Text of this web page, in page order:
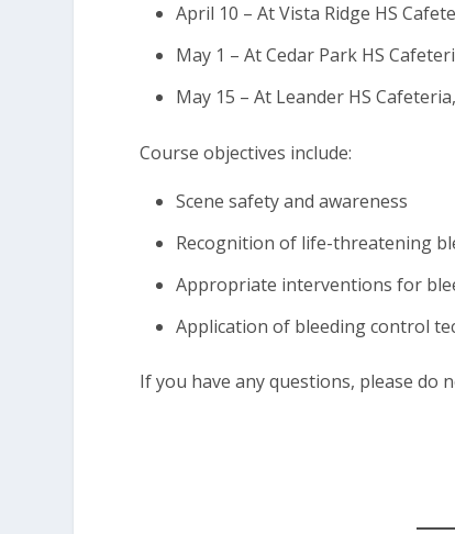
April 10 – At Vista Ridge HS
May 1 – At Cedar Park HS
May 15 – At Leander HS
Course objectives include:
Scene safety and awareness
Recognition of life-threatening
Appropriate interventions for
Application of bleeding control
If you have any questions, please do